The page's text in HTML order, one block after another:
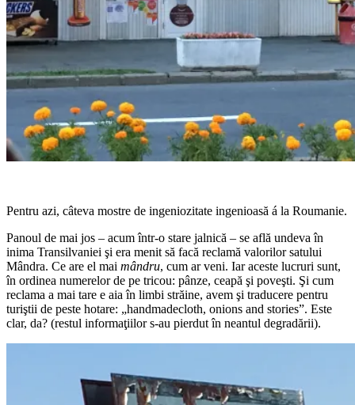
Pentru azi, câteva mostre de ingeniozitate ingenioasă á la Roumanie.
Panoul de mai jos – acum într-o stare jalnică – se află undeva în
inima Transilvaniei şi era menit să facă reclamă valorilor satului
Mândra. Ce are el mai mândru, cum ar veni. Iar aceste lucruri sunt,
în ordinea numerelor de pe tricou: pânze, ceapă şi poveşti. Şi cum
reclama a mai tare e aia în limbi străine, avem şi traducere pentru
turiştii de peste hotare: „handmadecloth, onions and stories”. Este
clar, da? (restul informaţiilor s-au pierdut în neantul degradării).